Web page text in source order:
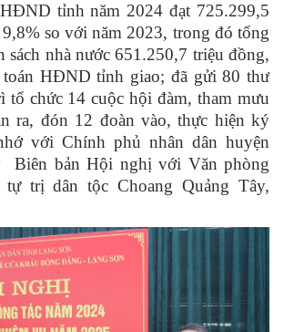
tỉnh năm 2024 đạt 725.299,5
so với năm 2023, trong đó tổng
sách nhà nước 651.250,7 triệu đồng,
toán HĐND tỉnh giao; đã gửi 80 thư
tổ chức 14 cuộc hội đàm, tham mưu
ra, đón 12 đoàn vào, thực hiện ký
với Chính phủ nhân dân huyện
bản Hội nghị với Văn phòng
trị dân tộc Choang Quảng Tây,